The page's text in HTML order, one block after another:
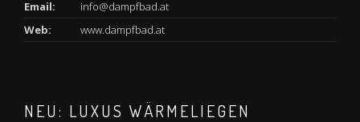
Email:
info@dampfbad.at
Web:
www.dampfbad.at
NEU: LUXUS WÄRMELIEGEN